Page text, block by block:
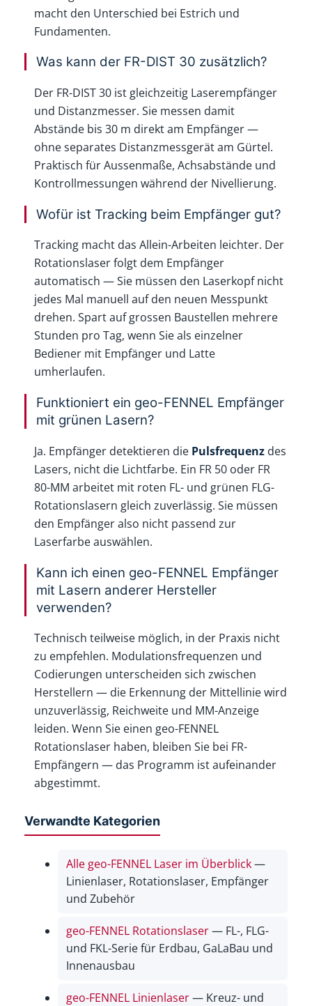
macht den Unterschied bei Estrich und
Fundamenten.
Was kann der FR-DIST 30 zusätzlich?
Der FR-DIST 30 ist gleichzeitig Laserempfänger
und Distanzmesser. Sie messen damit
Abstände bis 30 m direkt am Empfänger —
ohne separates Distanzmessgerät am Gürtel.
Praktisch für Aussenmaße, Achsabstände und
Kontrollmessungen während der Nivellierung.
Wofür ist Tracking beim Empfänger gut?
Tracking macht das Allein-Arbeiten leichter. Der
Rotationslaser folgt dem Empfänger
automatisch — Sie müssen den Laserkopf nicht
jedes Mal manuell auf den neuen Messpunkt
drehen. Spart auf grossen Baustellen mehrere
Stunden pro Tag, wenn Sie als einzelner
Bediener mit Empfänger und Latte
umherlaufen.
Funktioniert ein geo-FENNEL Empfänger
mit grünen Lasern?
Ja. Empfänger detektieren die Pulsfrequenz des
Lasers, nicht die Lichtfarbe. Ein FR 50 oder FR
80-MM arbeitet mit roten FL- und grünen FLG-
Rotationslasern gleich zuverlässig. Sie müssen
den Empfänger also nicht passend zur
Laserfarbe auswählen.
Kann ich einen geo-FENNEL Empfänger
mit Lasern anderer Hersteller
verwenden?
Technisch teilweise möglich, in der Praxis nicht
zu empfehlen. Modulationsfrequenzen und
Codierungen unterscheiden sich zwischen
Herstellern — die Erkennung der Mittellinie wird
unzuverlässig, Reichweite und MM-Anzeige
leiden. Wenn Sie einen geo-FENNEL
Rotationslaser haben, bleiben Sie bei FR-
Empfängern — das Programm ist aufeinander
abgestimmt.
Verwandte Kategorien
Alle geo-FENNEL Laser im Überblick—
Linienlaser, Rotationslaser, Empfänger
und Zubehör
geo-FENNEL Rotationslaser— FL-, FLG-
und FKL-Serie für Erdbau, GaLaBau und
Innenausbau
geo-FENNEL Linienlaser— Kreuz- und